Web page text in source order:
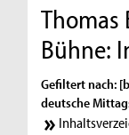
Thomas
Bühne:
Gefiltert nach:
deutsche